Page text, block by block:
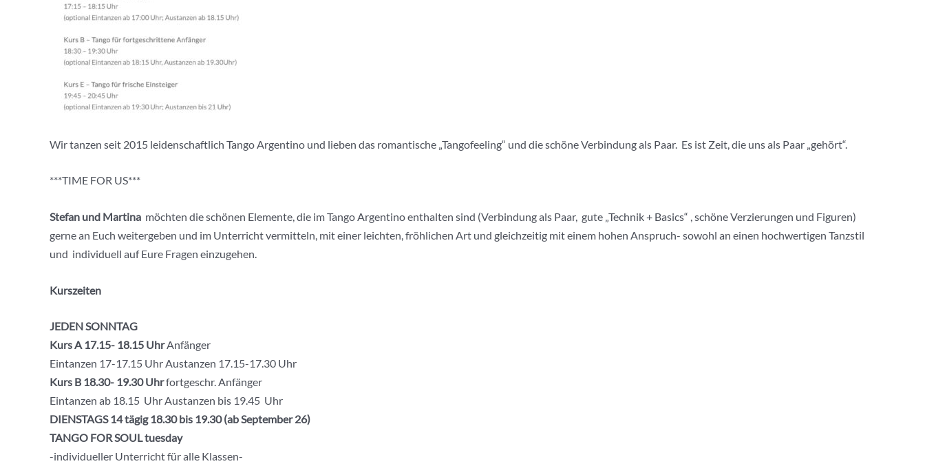
Wir tanzen seit 2015 leidenschaftlich Tango Argentino und lieben das romantische „Tangofeeling“ und die schöne Verbindung als Paar. Es ist Zeit, die uns als Paar „gehört“.
***TIME FOR US***
Stefan und Martina möchten die schönen Elemente, die im Tango Argentino enthalten sind (Verbindung als Paar, gute „Technik + Basics“ , schöne Verzierungen und Figuren)
gerne an Euch weitergeben und im Unterricht vermitteln, mit einer leichten, fröhlichen Art und gleichzeitig mit einem hohen Anspruch- sowohl an einen hochwertigen Tanzstil
und individuell auf Eure Fragen einzugehen.
Kurszeiten
JEDEN SONNTAG
Kurs A 17.15- 18.15 UhrAnfänger
Eintanzen 17-17.15 Uhr Austanzen 17.15-17.30 Uhr
Kurs B 18.30- 19.30 Uhrfortgeschr. Anfänger
Eintanzen ab 18.15 Uhr Austanzen bis 19.45 Uhr
DIENSTAGS 14 tägig 18.30 bis 19.30 (ab September 26)
TANGO FOR SOUL tuesday
-individueller Unterricht für alle Klassen-